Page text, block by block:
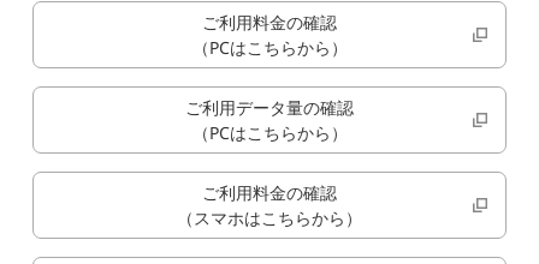
ご利用料金の確認
（PCはこちらから）
ご利用データ量の確認
（PCはこちらから）
ご利用料金の確認
（スマホはこちらから）